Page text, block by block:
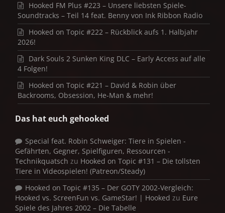
Hooked FM Plus #223 – Unsere liebsten Spiele-
Soundtracks – Teil 14 feat. Benny von Ink Ribbon Radio
Hooked on Topic #222 – Rückblick aufs 1. Halbjahr
2026!
Dark Souls 2 Sunken King DLC – Early Access auf alle
4 Folgen!
Hooked on Topic #221 – David & Robin über
Backrooms, Obsession, He-Man & mehr!
Das hat euch gehooked
Special feat. Robin Schweiger: Tiere in Spielen -
Gefährten, Gegner, Spielfiguren, Ressourcen -
Technikquatsch zu Hooked on Topic #131 – Die tollsten
Tiere in Videospielen! (Patreon/Steady)
Hooked on Topic #135 – Der GOTY 2002-Vergleich:
Hooked vs. ScreenFun vs. GameStar! | Hooked zu Eure
Spiele des Jahres 2002 – Die Tabelle